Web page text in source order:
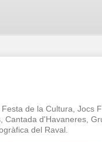
de la Cultura, Jocs
Cantada d'Havaneres,
del Raval.